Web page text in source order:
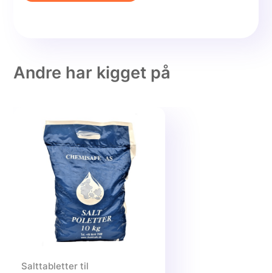
Andre har kigget på
Salttabletter til